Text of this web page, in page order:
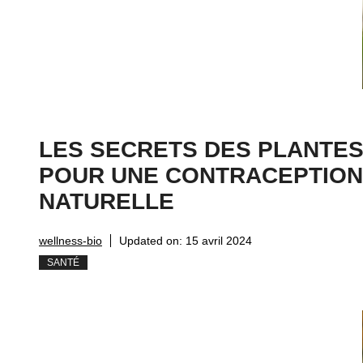
LES SECRETS DES PLANTES
POUR UNE CONTRACEPTION
NATURELLE
wellness-bio Updated on: 15 avril 2024
SANTÉ